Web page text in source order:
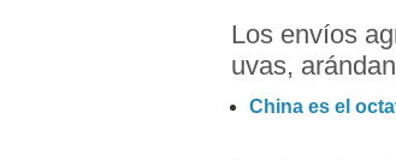
Los envíos
uvas,
China es el